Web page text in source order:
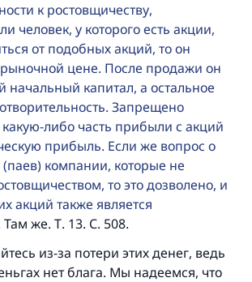
к ростовщичеству,
человек, у которого есть акции,
от подобных акций, то он
цене. После продажи он
начальный капитал, а остальное
Запрещено
либо часть прибыли с акций
прибыль. Если же вопрос о
(паев) компании, которые не
то это дозволено, и
акций также является
Там же. Т. 13. С. 508.
из-за потери этих денег, ведь
нет блага. Мы надеемся, что